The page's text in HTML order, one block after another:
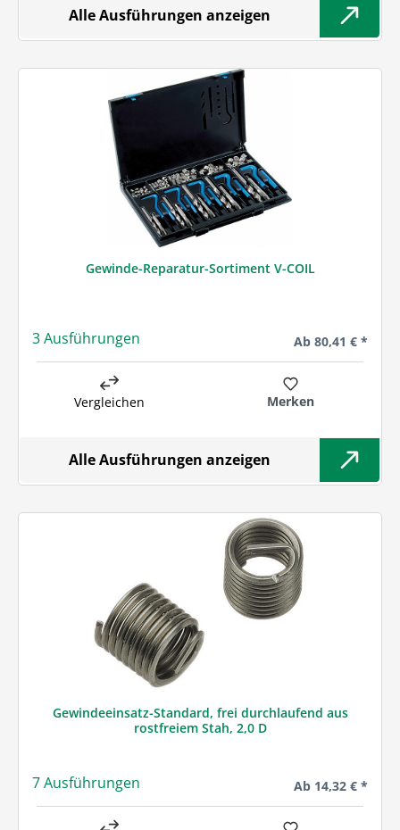
Alle Ausführungen anzeigen
Gewinde-Reparatur-Sortiment V-COIL
3 Ausführungen Regulärer Preis:
Ab 80,41 € *
Vergleichen Merken
Alle Ausführungen anzeigen
Gewindeeinsatz-Standard, frei durchlaufend aus
rostfreiem Stah, 2,0 D
7 Ausführungen Regulärer Preis:
Ab 14,32 € *